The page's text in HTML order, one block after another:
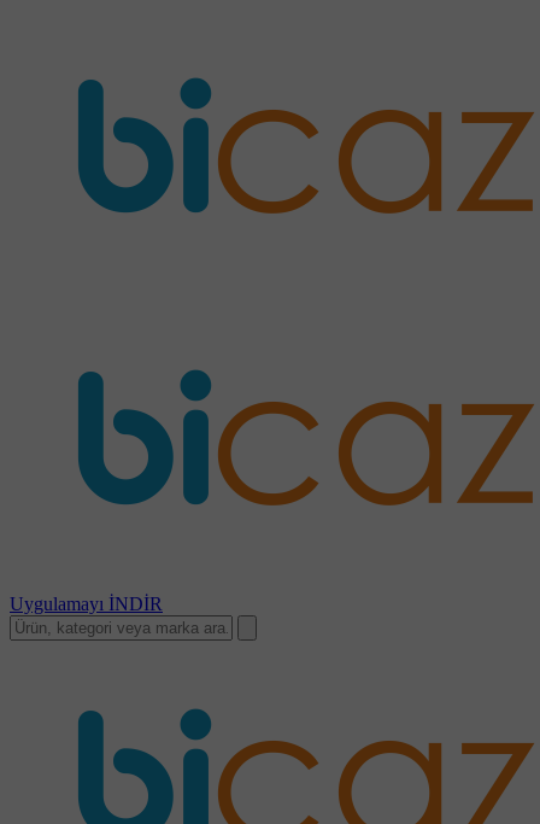
Uygulamayı İNDİR